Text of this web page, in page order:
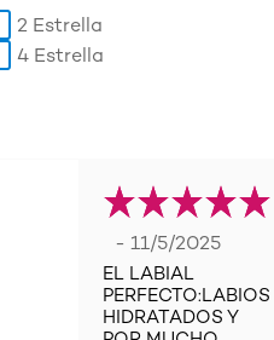
2 Estrella
4 Estrella
- 11/5/2025
EL LABIAL
PERFECTO:LABIOS
HIDRATADOS Y